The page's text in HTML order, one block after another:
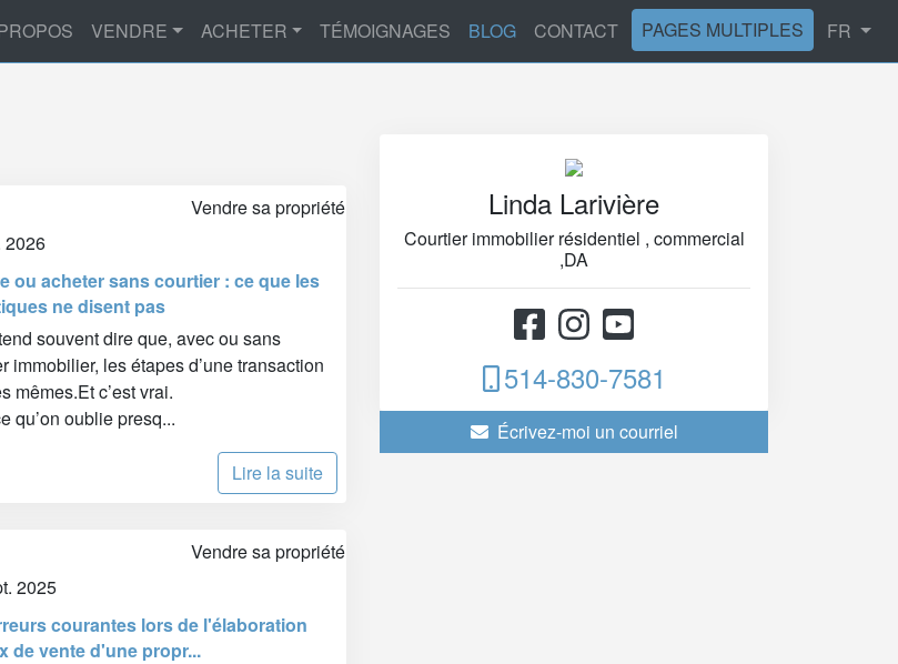
VENDRE ACHETER TÉMOIGNAGES BLOG CONTACT PAGES MULTIPLES FR
Lire la suite
Vendre sa propriété
2026
ou acheter sans courtier : ce que les
ne disent pas
souvent dire que, avec ou sans
immobilier, les étapes d’une transaction
mêmes.Et c’est vrai.
qu’on oublie presq...
Vendre sa propriété
2025
courantes lors de l'élaboration
de vente d'une propr...
Linda Larivière
Courtier immobilier résidentiel , commercial
,DA
514-830-7581
Écrivez-moi un courriel